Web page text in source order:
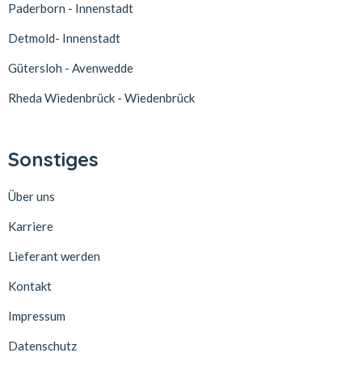
Paderborn - Innenstadt
Detmold- Innenstadt
Gütersloh - Avenwedde
Rheda Wiedenbrück - Wiedenbrück
Sonstiges
Über uns
Karriere
Lieferant werden
Kontakt
Impressum
Datenschutz